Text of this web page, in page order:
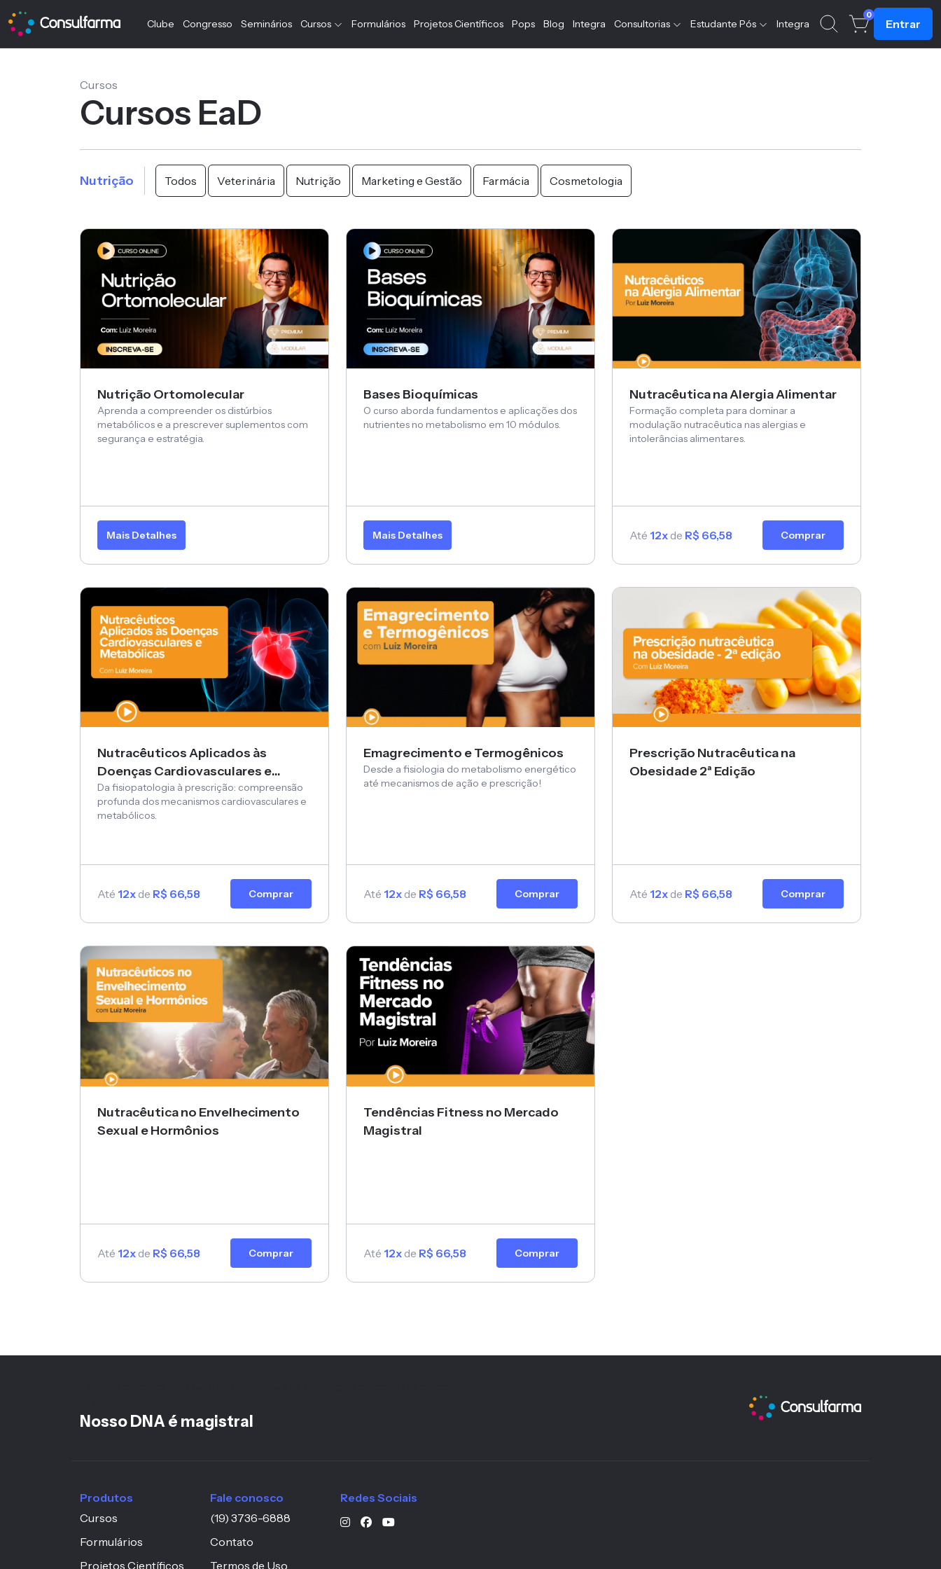
Clube Congresso Seminários Cursos Formulários Projetos Científicos Pops Blog Integra Consultorias Estudante Pós Integra
0
Entrar
Cursos
Cursos EaD
Nutrição Todos Veterinária Nutrição Marketing e Gestão Farmácia Cosmetologia
Nutrição Ortomolecular
Aprenda a compreender os distúrbios
metabólicos e a prescrever suplementos com
segurança e estratégia.
Mais Detalhes
Bases Bioquímicas
O curso aborda fundamentos e aplicações dos
nutrientes no metabolismo em 10 módulos.
Mais Detalhes
Nutracêutica na Alergia Alimentar
Formação completa para dominar a
modulação nutracêutica nas alergias e
intolerâncias alimentares.
Até 12x de R$ 66,58 Comprar
Nutracêuticos Aplicados às
Doenças Cardiovasculares e
Metabólicas
Da fisiopatologia à prescrição: compreensão
profunda dos mecanismos cardiovasculares e
metabólicos.
Até 12x de R$ 66,58 Comprar
Emagrecimento e Termogênicos
Desde a fisiologia do metabolismo energético
até mecanismos de ação e prescrição!
Até 12x de R$ 66,58 Comprar
Prescrição Nutracêutica na
Obesidade 2ª Edição
Até 12x de R$ 66,58 Comprar
Nutracêutica no Envelhecimento
Sexual e Hormônios
Até 12x de R$ 66,58 Comprar
Tendências Fitness no Mercado
Magistral
Até 12x de R$ 66,58 Comprar
Nosso DNA é magistral
Produtos
Cursos
Formulários
Projetos Científicos
Fale conosco
(19) 3736-6888
Contato
Termos de Uso
Redes Sociais